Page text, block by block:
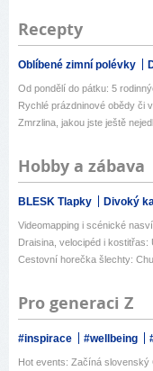
Recepty
Oblíbené zimní polévky
Od pondělí do pátku: 5
Rychlé prázdninové obědy či
Zmrzlina, jakou jste ještě
Hobby a zábava
BLESK Tlapky Divoký
Videomapping i scénické
Draisina, velocipéd i
Cestovní horečka šlechty:
Pro generaci Z
#inspirace #wellbeing
Hot events: Začíná slovenský